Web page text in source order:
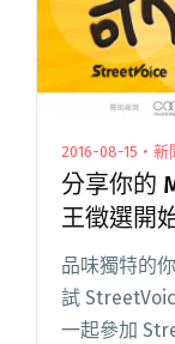
2016-08-15・新
分享你的
王徵選開
品味獨特的
試
一起參加